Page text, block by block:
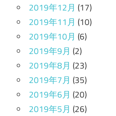
2019年12月 (17)
2019年11月 (10)
2019年10月 (6)
2019年9月 (2)
2019年8月 (23)
2019年7月 (35)
2019年6月 (20)
2019年5月 (26)